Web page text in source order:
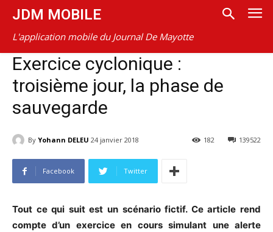
JDM MOBILE
L'application mobile du Journal De Mayotte
Exercice cyclonique :
troisième jour, la phase de
sauvegarde
By Yohann DELEU 24 janvier 2018 139522
182
Facebook Twitter
Tout ce qui suit est un scénario fictif. Ce article rend
compte d’un exercice en cours simulant une alerte